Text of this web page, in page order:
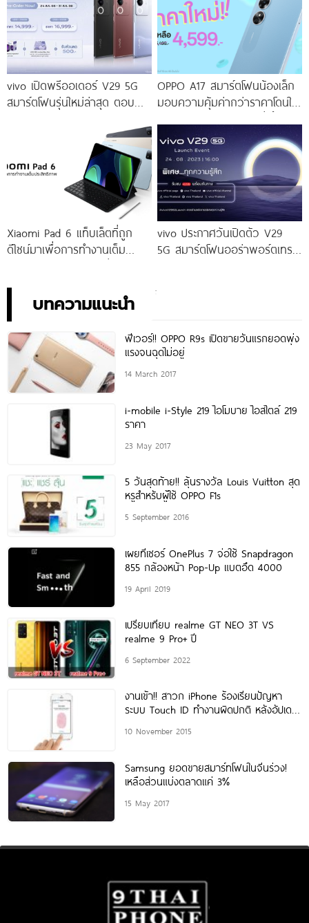
vivo เปิดพรีออเดอร์ V29 5G
สมาร์ตโฟนรุ่นใหม่ล่าสุด ตอบ
ราคาเริ่มต้นเพียง 14,999 บาท
จัดเต็มกับโปรโมชันพิเศษก่อนใคร
OPPO A17 สมาร์ตโฟนน้องเล็ก
มอบความคุ้มค่ากว่าราคาโดนใจ
ราคาใหม่เพียง 4,599 บาท
เท่านั้น!
Xiaomi Pad 6 แท็บเล็ตที่ถูก
ดีไซน์มาเพื่อการทำงานเต็ม
vivo ประกาศวันเปิดตัว V29
5G สมาร์ตโฟนออร่าพอร์ตเทร
บทความแนะนำ
ฟีเวอร์!! OPPO R9s เปิดขายวันแรกยอดพุ่ง
แรงจนฉุดไม่อยู่
14 March 2017
i-mobile i-Style 219 ไอโมบาย ไอสไตล์ 219
ราคา
23 May 2017
5 วันสุดท้าย!! ลุ้นรางวัล Louis Vuitton สุด
หรูสำหรับผู้ใช้ OPPO F1s
5 September 2016
เผยทีเซอร์ OnePlus 7 จ่อใช้ Snapdragon
855 กล้องหน้า Pop-Up แบตอึด 4000
19 April 2019
เปรียบเทียบ realme GT NEO 3T VS
realme 9 Pro+ ปี
6 September 2022
งานเข้า!! สาวก iPhone ร้องเรียนปัญหา
ระบบ Touch ID ทำงานผิดปกติ หลังอัปเดต
10 November 2015
Samsung ยอดขายสมาร์ทโฟนในจีนร่วง!
เหลือส่วนแบ่งตลาดแค่ 3%
15 May 2017